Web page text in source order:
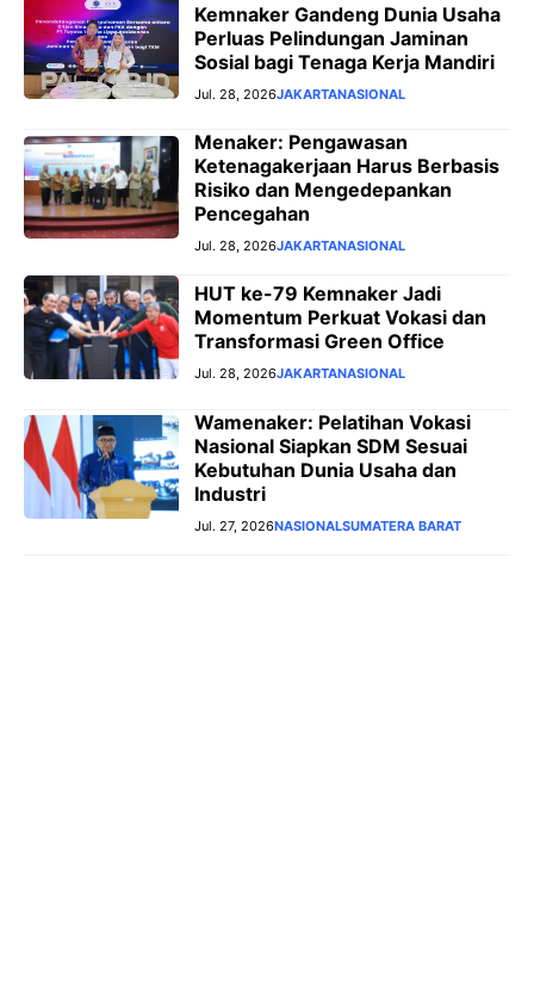
Kemnaker Gandeng Dunia Usaha
Perluas Pelindungan Jaminan
Sosial bagi Tenaga Kerja Mandiri
Jul. 28, 2026JAKARTANASIONAL
Menaker: Pengawasan
Ketenagakerjaan Harus Berbasis
Risiko dan Mengedepankan
Pencegahan
Jul. 28, 2026JAKARTANASIONAL
HUT ke-79 Kemnaker Jadi
Momentum Perkuat Vokasi dan
Transformasi Green Office
Jul. 28, 2026JAKARTANASIONAL
Wamenaker: Pelatihan Vokasi
Nasional Siapkan SDM Sesuai
Kebutuhan Dunia Usaha dan
Industri
Jul. 27, 2026NASIONALSUMATERA BARAT